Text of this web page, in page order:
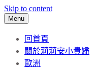
Skip to content
Menu
回首頁
關於莉莉安小貴婦
歐洲